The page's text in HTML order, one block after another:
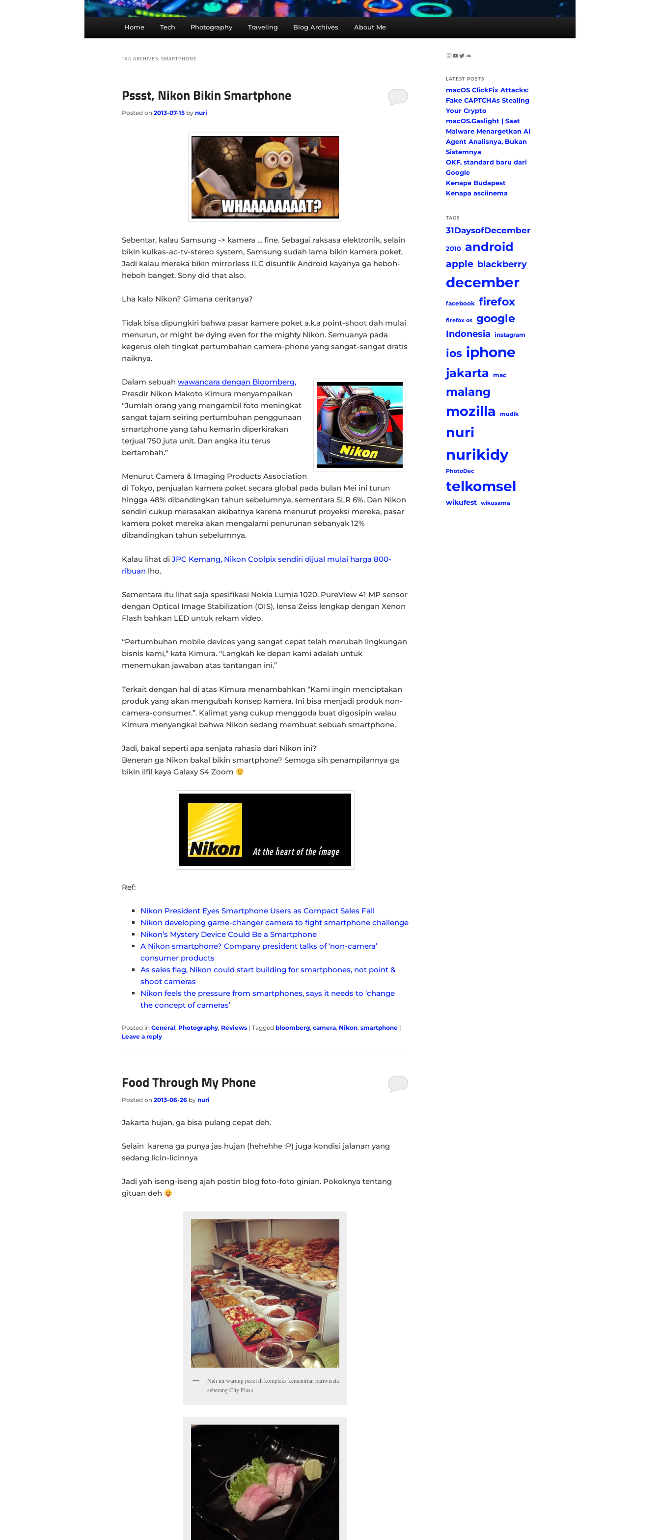
Home Tech Photography Traveling Blog Archives About Me
TAG ARCHIVES: SMARTPHONE
Pssst, Nikon Bikin Smartphone
Posted on 2013-07-15 by nuri
Sebentar, kalau Samsung -> kamera … fine. Sebagai raksasa elektronik, selain
bikin kulkas-ac-tv-stereo system, Samsung sudah lama bikin kamera poket.
Jadi kalau mereka bikin mirrorless ILC disuntik Android kayanya ga heboh-
heboh banget. Sony did that also.
Lha kalo Nikon? Gimana ceritanya?
Tidak bisa dipungkiri bahwa pasar kamere poket a.k.a point-shoot dah mulai
menurun, or might be dying even for the mighty Nikon. Semuanya pada
kegerus oleh tingkat pertumbahan camera-phone yang sangat-sangat dratis
naiknya.
Dalam sebuah wawancara dengan Bloomberg,
Presdir Nikon Makoto Kimura menyampaikan
“Jumlah orang yang mengambil foto meningkat
sangat tajam seiring pertumbuhan penggunaan
smartphone yang tahu kemarin diperkirakan
terjual 750 juta unit. Dan angka itu terus
bertambah.”
Menurut Camera & Imaging Products Association
di Tokyo, penjualan kamera poket secara global pada bulan Mei ini turun
hingga 48% dibandingkan tahun sebelumnya, sementara SLR 6%. Dan Nikon
sendiri cukup merasakan akibatnya karena menurut proyeksi mereka, pasar
kamera poket mereka akan mengalami penurunan sebanyak 12%
dibandingkan tahun sebelumnya.
Kalau lihat di JPC Kemang, Nikon Coolpix sendiri dijual mulai harga 800-
ribuan lho.
Sementara itu lihat saja spesifikasi Nokia Lumia 1020. PureView 41 MP sensor
dengan Optical Image Stabilization (OIS), lensa Zeiss lengkap dengan Xenon
Flash bahkan LED untuk rekam video.
“Pertumbuhan mobile devices yang sangat cepat telah merubah lingkungan
bisnis kami,” kata Kimura. “Langkah ke depan kami adalah untuk
menemukan jawaban atas tantangan ini.”
Terkait dengan hal di atas Kimura menambahkan “Kami ingin menciptakan
produk yang akan mengubah konsep kamera. Ini bisa menjadi produk non-
camera-consumer.”. Kalimat yang cukup menggoda buat digosipin walau
Kimura menyangkal bahwa Nikon sedang membuat sebuah smartphone.
Jadi, bakal seperti apa senjata rahasia dari Nikon ini?
Beneran ga Nikon bakal bikin smartphone? Semoga sih penampilannya ga
bikin ilfil kaya Galaxy S4 Zoom
Ref:
Nikon President Eyes Smartphone Users as Compact Sales Fall
Nikon developing game-changer camera to fight smartphone challenge
Nikon’s Mystery Device Could Be a Smartphone
A Nikon smartphone? Company president talks of ‘non-camera’
consumer products
As sales flag, Nikon could start building for smartphones, not point &
shoot cameras
Nikon feels the pressure from smartphones, says it needs to ‘change
the concept of cameras’
Posted in General, Photography, Reviews | Tagged bloomberg, camera, Nikon, smartphone |
Leave a reply
Food Through My Phone
Posted on 2013-06-26 by nuri
Jakarta hujan, ga bisa pulang cepat deh.
Selain karena ga punya jas hujan (hehehhe :P) juga kondisi jalanan yang
sedang licin-licinnya
Jadi yah iseng-iseng ajah postin blog foto-foto ginian. Pokoknya tentang
gituan deh
Nah ini warung pecel di kompleks kementrian pariwisata
seberang City Plasa
Instagram
YouTube
Twitter
SoundCloud
LATEST POSTS
macOS ClickFix Attacks:
Fake CAPTCHAs Stealing
Your Crypto
macOS.Gaslight | Saat
Malware Menargetkan AI
Agent Analisnya, Bukan
Sistemnya
OKF, standard baru dari
Google
Kenapa Budapest
Kenapa asciinema
TAGS
31DaysofDecember
2010 android
apple blackberry
december
facebook firefox
firefox os google
Indonesia instagram
ios iphone
jakarta mac
malang
mozilla mudik
nuri
nurikidy
PhotoDec
telkomsel
wikufest wikusama